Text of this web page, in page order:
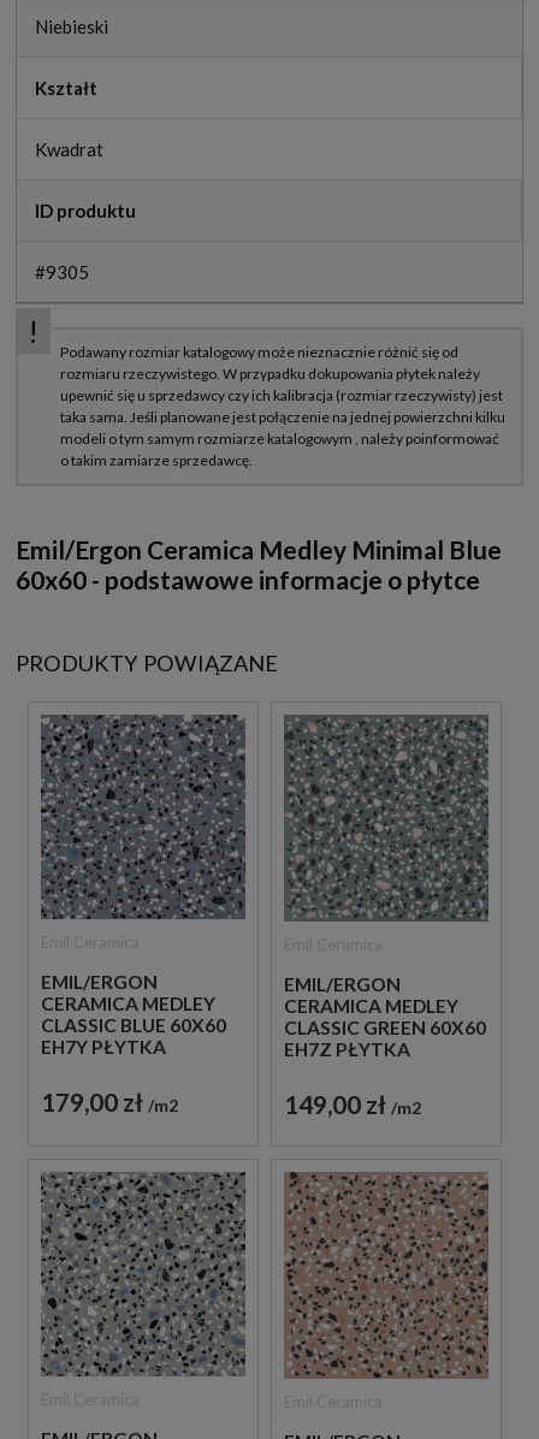
Niebieski
Kształt
Kwadrat
ID produktu
#9305
Emil/Ergon Ceramica Medley Minimal Blue
60x60 - podstawowe informacje o płytce
PRODUKTY POWIĄZANE
EMIL/ERGON
CERAMICA MEDLEY
CLASSIC BLUE 60X60
EH7Y PŁYTKA
179,00 zł m2
EMIL/ERGON
CERAMICA MEDLEY
CLASSIC GREEN 60X60
EH7Z PŁYTKA
149,00 zł m2